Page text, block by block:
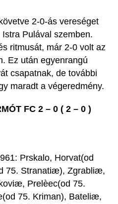
2-0-ás vereséget
Pulával szemben.
ritmusát, már 2-0 volt az
Ez után egyenrangú
csapatnak, de további
maradt a végeredmény.
FC 2 – 0 ( 2 – 0 )
Prskalo, Horvat(od
75. Stranatiæ), Zgrabliæ,
Prelèec(od 75.
75. Kriman), Bateliæ,